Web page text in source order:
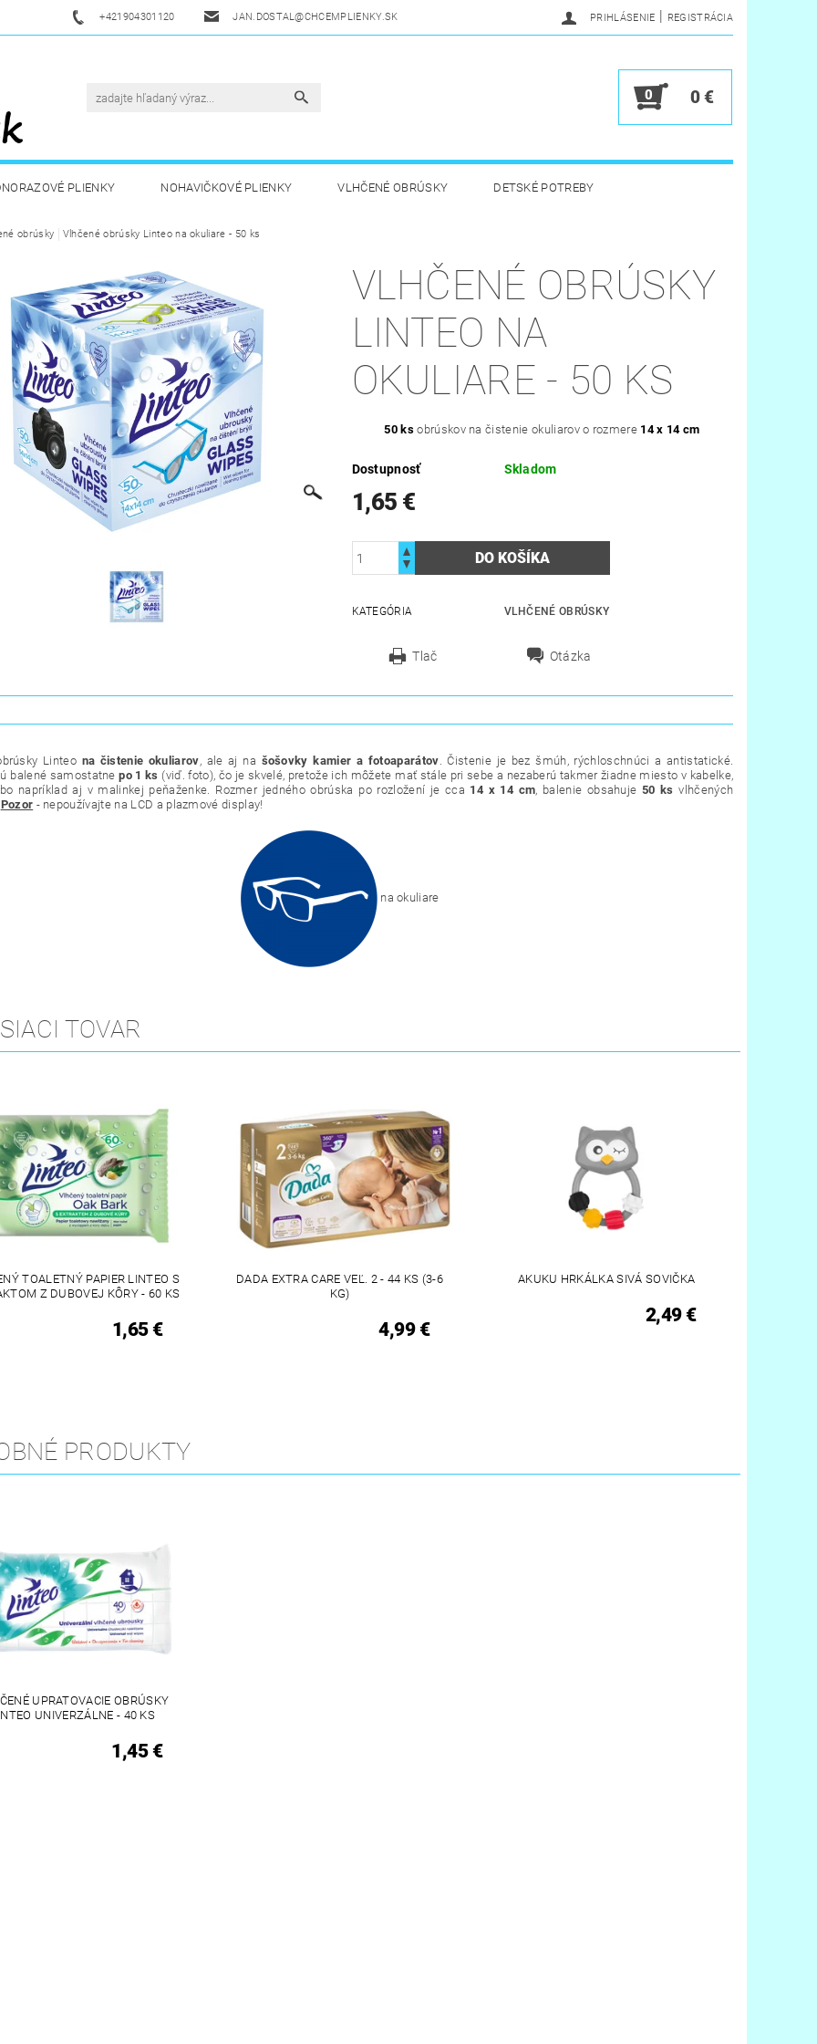
+421904301120 JAN.DOSTAL@CHCEMPLIENKY.SK PRIHLÁSENIE | REGISTRÁCIA
0 0 €
PLIENKY NOHAVIČKOVÉ PLIENKY VLHČENÉ OBRÚSKY DETSKÉ POTREBY
VÝŽIVA ZDRAVÁ A ŠPORTOVÁ VÝŽIVA
AKUKU OBCHODNÉ PODMIENKY KONTAKTY VERNOSTNÝ PROGRAM
obrúsky Vlhčené obrúsky Linteo na okuliare - 50 ks
VLHČENÉ OBRÚSKY
LINTEO NA
OKULIARE - 50 KS
50 ksobrúskov na čistenie okuliarov o rozmere 14 x 14 cm
Dostupnosť Skladom
1,65 €
KATEGÓRIA VLHČENÉ OBRÚSKY
Tlač Otázka
Linteo na čistenie okuliarov, ale aj na šošovky kamier a fotoaparátov. Čistenie je bez šmúh, rýchloschnúci a antistatické.
balené samostatnepo 1 ks (viď. foto), čo je skvelé, pretože ich môžete mať stále pri sebe a nezaberú takmer žiadne miesto v kabelke,
napríklad aj v malinkej peňaženke. Rozmer jedného obrúska po rozložení je cca 14 x 14 cm, balenie obsahuje 50 ks vlhčených
Pozor - nepoužívajte na LCD a plazmové display!
na okuliare
TOVAR
TOALETNÝ PAPIER LINTEO S
Z DUBOVEJ KÔRY - 60 KS
1,65 €
DADA EXTRA CARE VEĽ. 2 - 44 KS (3-6
KG)
4,99 €
AKUKU HRKÁLKA SIVÁ SOVIČKA
2,49 €
PRODUKTY
UPRATOVACIE OBRÚSKY
UNIVERZÁLNE - 40 KS
1,45 €